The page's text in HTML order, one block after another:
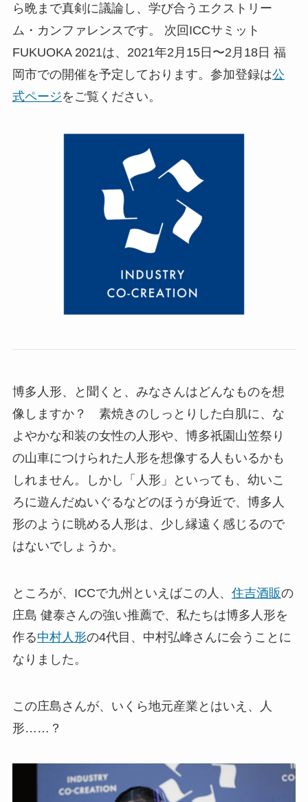
ら晩まで真剣に議論し、学び合うエクストリー
ム・カンファレンスです。 次回ICCサミット
FUKUOKA 2021は、2021年2月15日〜2月18日 福
岡市での開催を予定しております。参加登録は公
式ページをご覧ください。
博多人形、と聞くと、みなさんはどんなものを想
像しますか？ 素焼きのしっとりした白肌に、な
よやかな和装の女性の人形や、博多祇園山笠祭り
の山車につけられた人形を想像する人もいるかも
しれません。しかし「人形」といっても、幼いこ
ろに遊んだぬいぐるなどのほうが身近で、博多人
形のように眺める人形は、少し縁遠く感じるので
はないでしょうか。
ところが、ICCで九州といえばこの人、 住吉酒販の
庄島 健泰さんの強い推薦で、私たちは博多人形を
作る中村人形の4代目、中村弘峰さんに会うことに
なりました。
この庄島さんが、いくら地元産業とはいえ、人
形……？